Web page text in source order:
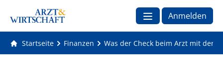
Anmelden
Startseite Finanzen Was der Check beim Arzt mit der